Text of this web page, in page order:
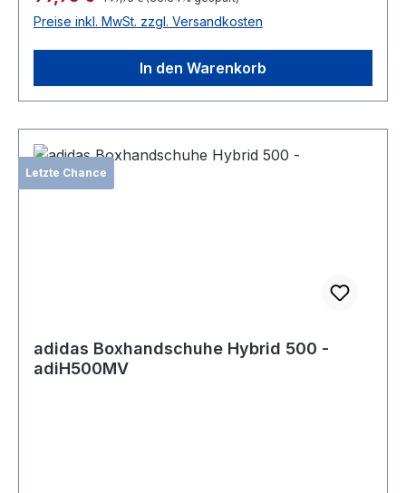
Preise inkl. MwSt. zzgl. Versandkosten
In den Warenkorb
Letzte Chance
adidas Boxhandschuhe Hybrid 500 -
adiH500MV